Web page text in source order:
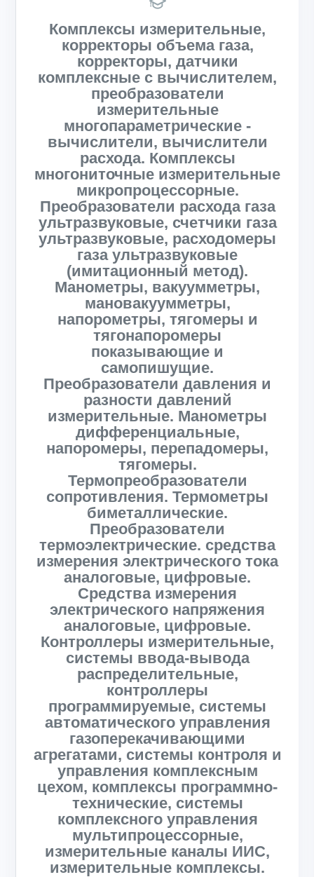
Комплексы измерительные,
корректоры объема газа,
корректоры, датчики
комплексные с вычислителем,
преобразователи
измерительные
многопараметрические -
вычислители, вычислители
расхода. Комплексы
многониточные измерительные
микропроцессорные.
Преобразователи расхода газа
ультразвуковые, счетчики газа
ультразвуковые, расходомеры
газа ультразвуковые
(имитационный метод).
Манометры, вакуумметры,
мановакуумметры,
напорометры, тягомеры и
тягонапоромеры
показывающие и
самопишущие.
Преобразователи давления и
разности давлений
измерительные. Манометры
дифференциальные,
напоромеры, перепадомеры,
тягомеры.
Термопреобразователи
сопротивления. Термометры
биметаллические.
Преобразователи
термоэлектрические. средства
измерения электрического тока
аналоговые, цифровые.
Средства измерения
электрического напряжения
аналоговые, цифровые.
Контроллеры измерительные,
системы ввода-вывода
распределительные,
контроллеры
программируемые, системы
автоматического управления
газоперекачивающими
агрегатами, системы контроля и
управления комплексным
цехом, комплексы программно-
технические, системы
комплексного управления
мультипроцессорные,
измерительные каналы ИИС,
измерительные комплексы.